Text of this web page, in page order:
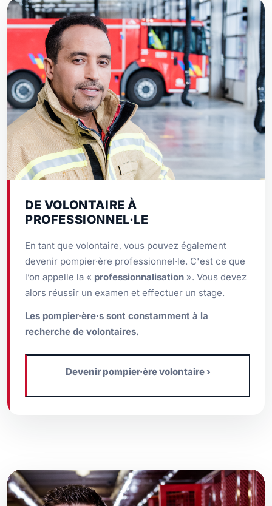
DE VOLONTAIRE À
PROFESSIONNEL·LE
En tant que volontaire, vous pouvez également
devenir pompier·ère professionnel·le. C'est ce que
l’on appelle la « professionnalisation ». Vous devez
alors réussir un examen et effectuer un stage.
Les pompier·ère·s sont constamment à la
recherche de volontaires.
Devenir pompier·ère volontaire ›